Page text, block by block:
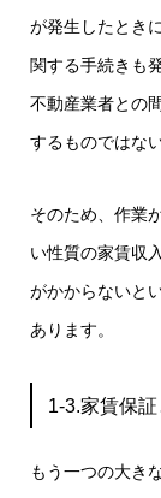
が発生したとき
関する手続きも
不動産業者との
するものではな
そのため、作業
い性質の家賃収
がかからないと
あります。
1-3.家賃保
もう一つの大き